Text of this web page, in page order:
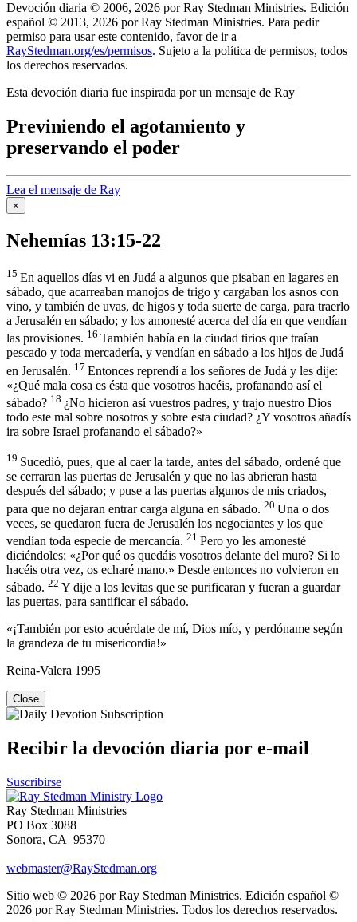
Devoción diaria © 2006, 2026 por Ray Stedman Ministries. Edición
español © 2013, 2026 por Ray Stedman Ministries. Para pedir
permiso para usar este contenido, favor de ir a
RayStedman.org/es/permisos. Sujeto a la política de permisos, todos
los derechos reservados.
Esta devoción diaria fue inspirada por un mensaje de Ray
Previniendo el agotamiento y
preservando el poder
Lea el mensaje de Ray
×
Nehemías 13:15-22
15 En aquellos días vi en Judá a algunos que pisaban en lagares en
sábado, que acarreaban manojos de trigo y cargaban los asnos con
vino, y también de uvas, de higos y toda suerte de carga, para traerlo
a Jerusalén en sábado; y los amonesté acerca del día en que vendían
las provisiones. 16 También había en la ciudad tirios que traían
pescado y toda mercadería, y vendían en sábado a los hijos de Judá
en Jerusalén. 17 Entonces reprendí a los señores de Judá y les dije:
«¿Qué mala cosa es ésta que vosotros hacéis, profanando así el
sábado? 18 ¿No hicieron así vuestros padres, y trajo nuestro Dios
todo este mal sobre nosotros y sobre esta ciudad? ¿Y vosotros añadís
ira sobre Israel profanando el sábado?»
19 Sucedió, pues, que al caer la tarde, antes del sábado, ordené que
se cerraran las puertas de Jerusalén y que no las abrieran hasta
después del sábado; y puse a las puertas algunos de mis criados,
para que no dejaran entrar carga alguna en sábado. 20 Una o dos
veces, se quedaron fuera de Jerusalén los negociantes y los que
vendían toda especie de mercancía. 21 Pero yo les amonesté
diciéndoles: «¿Por qué os quedáis vosotros delante del muro? Si lo
hacéis otra vez, os echaré mano.» Desde entonces no volvieron en
sábado. 22 Y dije a los levitas que se purificaran y fueran a guardar
las puertas, para santificar el sábado.
«¡También por esto acuérdate de mí, Dios mío, y perdóname según
la grandeza de tu misericordia!»
Reina-Valera 1995
Close
Recibir la devoción diaria por e-mail
Suscribirse
Ray Stedman Ministries
PO Box 3088
Sonora, CA 95370
webmaster@RayStedman.org
Sitio web © 2026 por Ray Stedman Ministries. Edición español ©
2026 por Ray Stedman Ministries. Todos los derechos reservados.